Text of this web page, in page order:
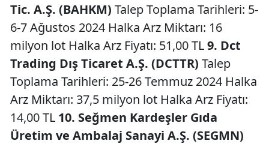
Tic. A.Ş. (BAHKM) Talep Toplama Tarihleri: 5-
6-7 Ağustos 2024 Halka Arz Miktarı: 16
milyon lot Halka Arz Fiyatı: 51,00 TL9. Dct
Trading Dış Ticaret A.Ş. (DCTTR) Talep
Toplama Tarihleri: 25-26 Temmuz 2024 Halka
Arz Miktarı: 37,5 milyon lot Halka Arz Fiyatı:
14,00 TL 10. Seğmen Kardeşler Gıda
Üretim ve Ambalaj Sanayi A.Ş. (SEGMN)